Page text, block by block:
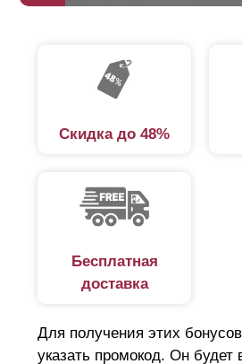
Скидка до 48%
Бесплатная
доставка
Для получения этих
указать промокод. Он будет